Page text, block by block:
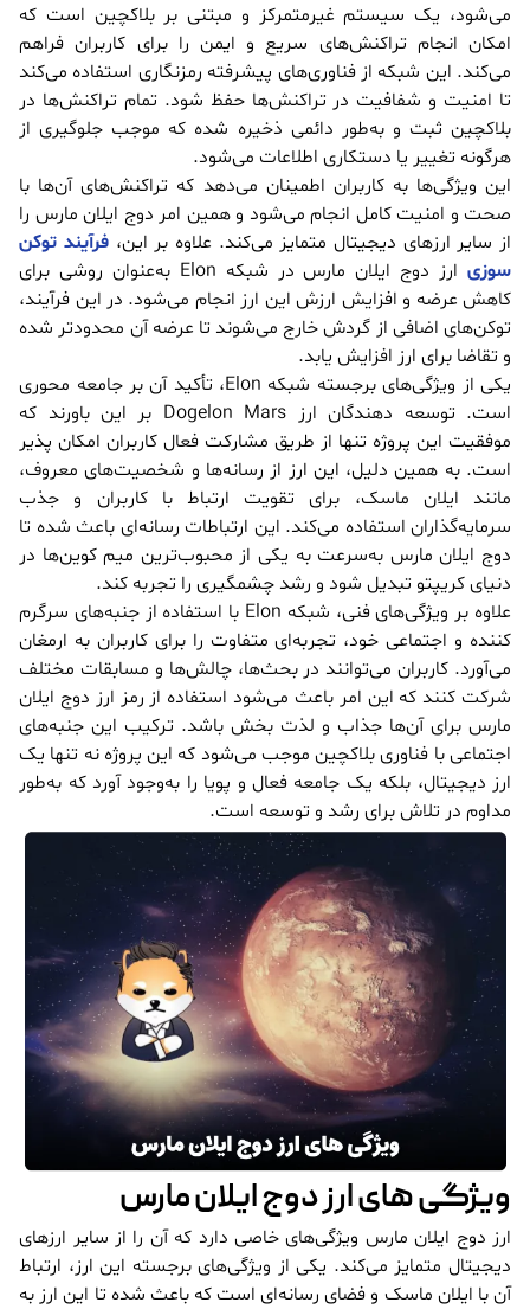
می‌شود، یک سیستم غیرمتمرکز و مبتنی بر بلاکچین است که
امکان انجام تراکنش‌های سریع و ایمن را برای کاربران فراهم
می‌کند. این شبکه از فناوری‌های پیشرفته رمزنگاری استفاده می‌کند
تا امنیت و شفافیت در تراکنش‌ها حفظ شود. تمام تراکنش‌ها در
بلاکچین ثبت و به‌طور دائمی ذخیره شده که موجب جلوگیری از
هرگونه تغییر یا دستکاری اطلاعات می‌شود.
این ویژگی‌ها به کاربران اطمینان می‌دهد که تراکنش‌های آن‌ها با
صحت و امنیت کامل انجام می‌شود و همین امر دوج ایلان مارس را
از سایر ارزهای دیجیتال متمایز می‌کند. علاوه بر این، فرآیند توکن
سوزی
ارز دوج ایلان مارس در شبکه Elon به‌عنوان روشی برای
کاهش عرضه و افزایش ارزش این ارز انجام می‌شود. در این فرآیند،
توکن‌های اضافی از گردش خارج می‌شوند تا عرضه آن محدودتر شده
و تقاضا برای ارز افزایش یابد.
یکی از ویژگی‌های برجسته شبکه Elon، تأکید آن بر جامعه محوری
است. توسعه دهندگان ارز Dogelon Mars بر این باورند که
موفقیت این پروژه تنها از طریق مشارکت فعال کاربران امکان پذیر
است. به همین دلیل، این ارز از رسانه‌ها و شخصیت‌های معروف،
مانند ایلان ماسک، برای تقویت ارتباط با کاربران و جذب
سرمایه‌گذاران استفاده می‌کند. این ارتباطات رسانه‌ای باعث شده تا
دوج ایلان مارس به‌سرعت به یکی از محبوب‌ترین میم کوین‌ها در
دنیای کریپتو تبدیل شود و رشد چشمگیری را تجربه کند.
علاوه بر ویژگی‌های فنی، شبکه Elon با استفاده از جنبه‌های سرگرم
کننده و اجتماعی خود، تجربه‌ای متفاوت را برای کاربران به ارمغان
می‌آورد. کاربران می‌توانند در بحث‌ها، چالش‌ها و مسابقات مختلف
شرکت کنند که این امر باعث می‌شود استفاده از رمز ارز دوج ایلان
مارس برای آن‌ها جذاب و لذت بخش باشد. ترکیب این جنبه‌های
اجتماعی با فناوری بلاکچین موجب می‌شود که این پروژه نه تنها یک
ارز دیجیتال، بلکه یک جامعه فعال و پویا را به‌وجود آورد که به‌طور
مداوم در تلاش برای رشد و توسعه است.
ویژگی های ارز دوج ایلان مارس
ارز دوج ایلان مارس ویژگی‌های خاصی دارد که آن را از سایر ارزهای
دیجیتال متمایز می‌کند. یکی از ویژگی‌های برجسته این ارز، ارتباط
آن با ایلان ماسک و فضای رسانه‌ای است که باعث شده تا این ارز به